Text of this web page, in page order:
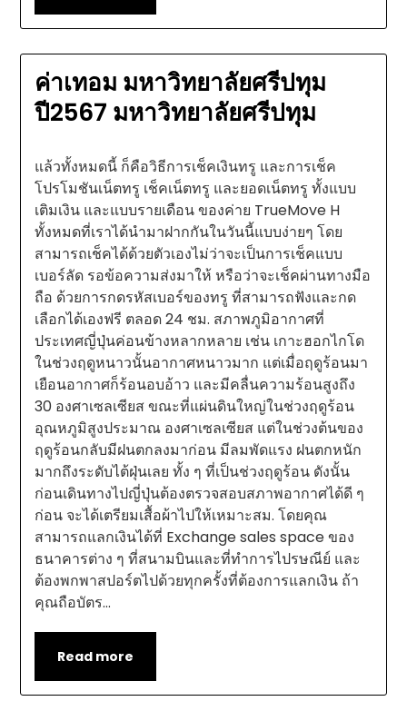
ค่าเทอม มหาวิทยาลัยศรีปทุม
ปี2567 มหาวิทยาลัยศรีปทุม
แล้วทั้งหมดนี้ ก็คือวิธีการเช็คเงินทรู และการเช็ค
โปรโมชันเน็ตทรู เช็คเน็ตทรู และยอดเน็ตทรู ทั้งแบบ
เติมเงิน และแบบรายเดือน ของค่าย TrueMove H
ทั้งหมดที่เราได้นำมาฝากกันในวันนี้แบบง่ายๆ โดย
สามารถเช็คได้ด้วยตัวเองไม่ว่าจะเป็นการเช็คแบบ
เบอร์ลัด รอข้อความส่งมาให้ หรือว่าจะเช็คผ่านทางมือ
ถือ ด้วยการกดรหัสเบอร์ของทรู ที่สามารถฟังและกด
เลือกได้เองฟรี ตลอด 24 ชม. สภาพภูมิอากาศที่
ประเทศญี่ปุ่นค่อนข้างหลากหลาย เช่น เกาะฮอกไกโด
ในช่วงฤดูหนาวนั้นอากาศหนาวมาก แต่เมื่อฤดูร้อนมา
เยือนอากาศก็ร้อนอบอ้าว และมีคลื่นความร้อนสูงถึง
30 องศาเซลเซียส ขณะที่แผ่นดินใหญ่ในช่วงฤดูร้อน
อุณหภูมิสูงประมาณ องศาเซลเซียส แต่ในช่วงต้นของ
ฤดูร้อนกลับมีฝนตกลงมาก่อน มีลมพัดแรง ฝนตกหนัก
มากถึงระดับไต้ฝุ่นเลย ทั้ง ๆ ที่เป็นช่วงฤดูร้อน ดังนั้น
ก่อนเดินทางไปญี่ปุ่นต้องตรวจสอบสภาพอากาศได้ดี ๆ
ก่อน จะได้เตรียมเสื้อผ้าไปให้เหมาะสม. โดยคุณ
สามารถแลกเงินได้ที่ Exchange sales space ของ
ธนาคารต่าง ๆ ที่สนามบินและที่ทำการไปรษณีย์ และ
ต้องพกพาสปอร์ตไปด้วยทุกครั้งที่ต้องการแลกเงิน ถ้า
คุณถือบัตร…
Read more